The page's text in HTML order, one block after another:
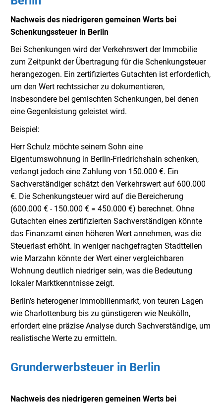
Nachweis des niedrigeren gemeinen Werts bei
Schenkungssteuer in Berlin
Bei Schenkungen wird der Verkehrswert der Immobilie
zum Zeitpunkt der Übertragung für die Schenkungsteuer
herangezogen. Ein zertifiziertes Gutachten ist erforderlich,
um den Wert rechtssicher zu dokumentieren,
insbesondere bei gemischten Schenkungen, bei denen
eine Gegenleistung geleistet wird.
Beispiel:
Herr Schulz möchte seinem Sohn eine
Eigentumswohnung in Berlin-Friedrichshain schenken,
verlangt jedoch eine Zahlung von 150.000 €. Ein
Sachverständiger schätzt den Verkehrswert auf 600.000
€. Die Schenkungsteuer wird auf die Bereicherung
(600.000 € - 150.000 € = 450.000 €) berechnet. Ohne
Gutachten eines zertifizierten Sachverständigen könnte
das Finanzamt einen höheren Wert annehmen, was die
Steuerlast erhöht. In weniger nachgefragten Stadtteilen
wie Marzahn könnte der Wert einer vergleichbaren
Wohnung deutlich niedriger sein, was die Bedeutung
lokaler Marktkenntnisse zeigt.
Berlin’s heterogener Immobilienmarkt, von teuren Lagen
wie Charlottenburg bis zu günstigeren wie Neukölln,
erfordert eine präzise Analyse durch Sachverständige, um
realistische Werte zu ermitteln.
Grunderwerbsteuer in Berlin
Nachweis des niedrigeren gemeinen Werts bei